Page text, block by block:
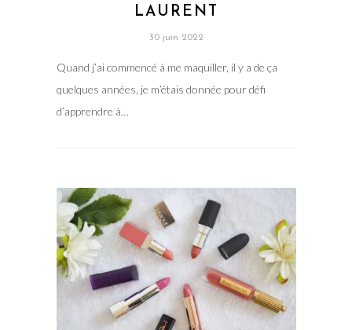
LAURENT
30 juin 2022
Quand j’ai commencé à me maquiller, il y a de ça
quelques années, je m’étais donnée pour défi
d’apprendre à…